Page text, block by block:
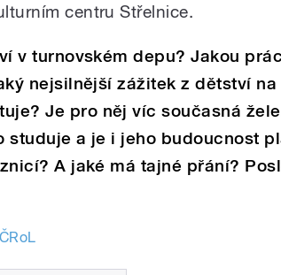
centru Střelnice.
v turnovském depu? Jakou
nejsilnější zážitek z dětství
Je pro něj víc současná
studuje a je i jeho budoucnost
A jaké má tajné přání?